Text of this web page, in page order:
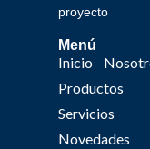
proyecto
Menú
Inicio
Productos
Servicios
Novedades